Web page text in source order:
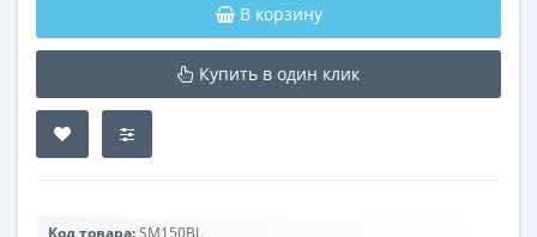
В корзину
Купить в один клик
Код товара:SM150BL